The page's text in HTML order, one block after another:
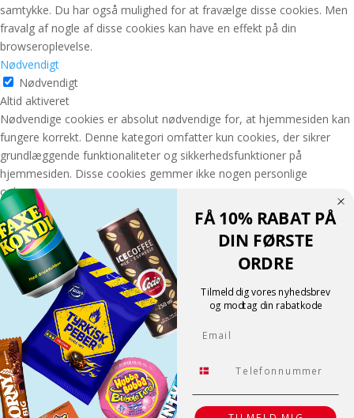
samtykke. Du har også mulighed for at fravælge disse cookies. Men
fravalg af nogle af disse cookies kan have en effekt på din
browseroplevelse.
Nødvendigt
Nødvendigt
Altid aktiveret
Nødvendige cookies er absolut nødvendige for, at hjemmesiden kan
fungere korrekt. Denne kategori omfatter kun cookies, der sikrer
grundlæggende funktionaliteter og sikkerhedsfunktioner på
hjemmesiden. Disse cookies gemmer ikke nogen personlige
oplysninger.
GEM & ACCEPTÈR
Translate »
Powered by
Translate
Shopping cart0
Der er ingen produkter i kurven!
Fortsæt med at handle
FÅ 10% RABAT PÅ
DIN FØRSTE
ORDRE
Tilmeld dig vores nyhedsbrev
og modtag din rabatkode
Email
Tlf.